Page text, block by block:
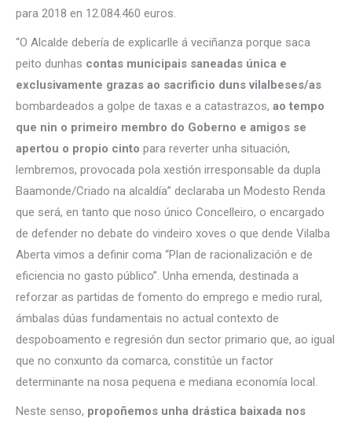
para 2018 en 12.084.460 euros.
“O Alcalde debería de explicarlle á veciñanza porque saca
peito dunhas contas municipais saneadas única e
exclusivamente grazas ao sacrificio duns vilalbeses/as
bombardeados a golpe de taxas e a catastrazos, ao tempo
que nin o primeiro membro do Goberno e amigos se
apertou o propio cinto para reverter unha situación,
lembremos, provocada pola xestión irresponsable da dupla
Baamonde/Criado na alcaldía” declaraba un Modesto Renda
que será, en tanto que noso único Concelleiro, o encargado
de defender no debate do vindeiro xoves o que dende Vilalba
Aberta vimos a definir coma “Plan de racionalización e de
eficiencia no gasto público”. Unha emenda, destinada a
reforzar as partidas de fomento do emprego e medio rural,
ámbalas dúas fundamentais no actual contexto de
despoboamento e regresión dun sector primario que, ao igual
que no conxunto da comarca, constitúe un factor
determinante na nosa pequena e mediana economía local.
Neste senso, propoñemos unha drástica baixada nos